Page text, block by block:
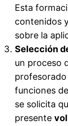
Esta
contenidos
sobre la
Selección
un proceso
funciones
se solicita
presente